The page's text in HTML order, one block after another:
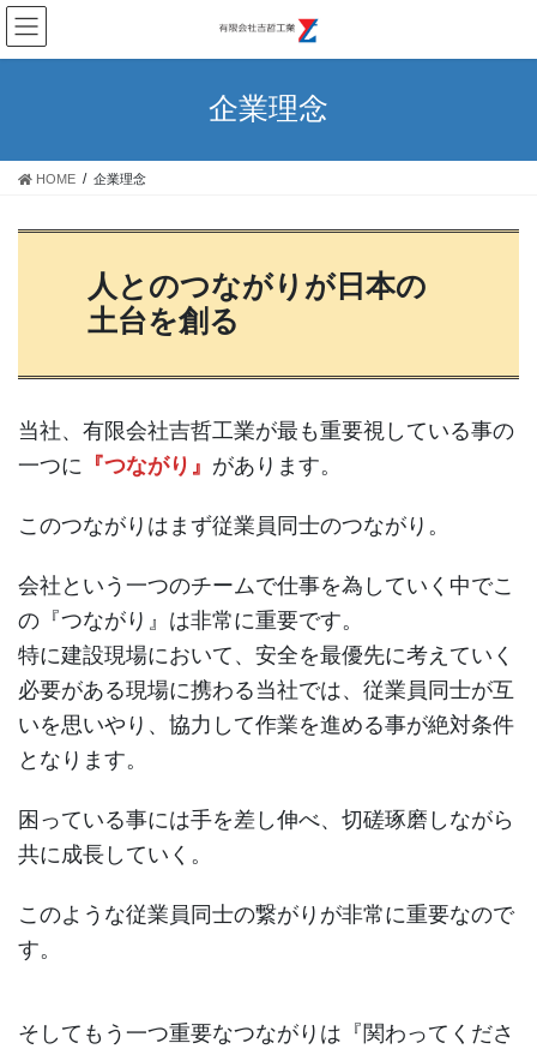
コ
ン
テ
ス
ナ
ビ
ゲ
ン
企業理念
HOME 企業理念
人とのつながりが日本の
土台を創る
当社、有限会社吉哲工業が最も重要視している事の
一つに 『つながり』 があります。
このつながりはまず従業員同士のつながり。
会社という一つのチームで仕事を為していく中でこ
の『つながり』は非常に重要です。
特に建設現場において、安全を最優先に考えていく
必要がある現場に携わる当社では、従業員同士が互
いを思いやり、協力して作業を進める事が絶対条件
となります。
困っている事には手を差し伸べ、切磋琢磨しながら
共に成長していく。
このような従業員同士の繋がりが非常に重要なので
す。
そしてもう一つ重要なつながりは『関わってくださ